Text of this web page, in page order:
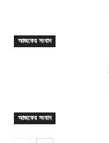
আজকের সংবাদ
আজকের সংবাদ